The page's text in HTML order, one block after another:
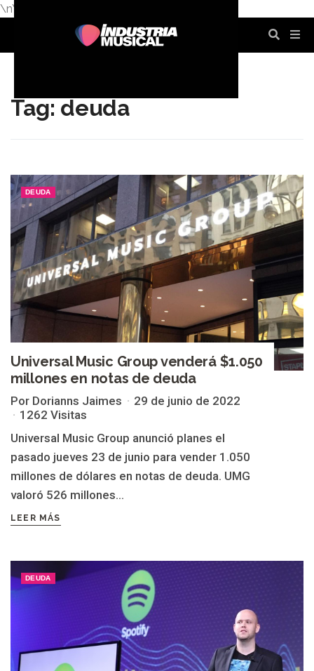
\n\n
Tag: deuda
DEUDA
Universal Music Group venderá $1.050
millones en notas de deuda
Por Dorianns Jaimes
29 de junio de 2022
1262 Visitas
Universal Music Group anunció planes el
pasado jueves 23 de junio para vender 1.050
millones de dólares en notas de deuda. UMG
valoró 526 millones...
LEER MÁS
DEUDA